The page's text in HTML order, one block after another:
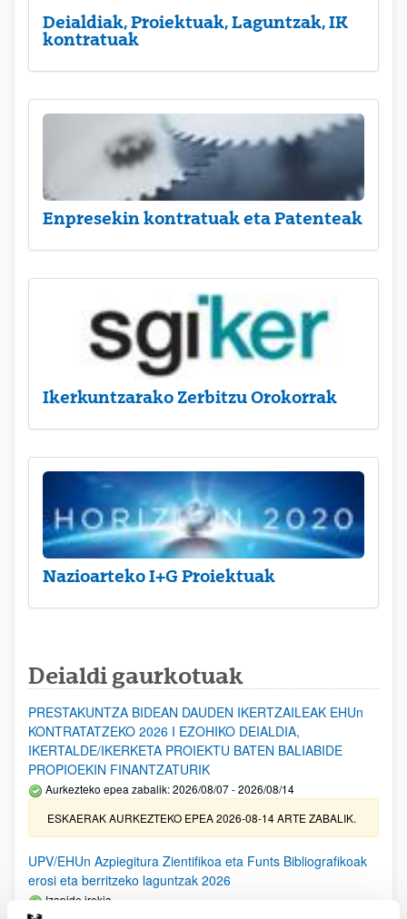
Deialdiak, Proiektuak, Laguntzak, IK
kontratuak
Enpresekin kontratuak eta Patenteak
Ikerkuntzarako Zerbitzu Orokorrak
Nazioarteko I+G Proiektuak
Deialdi gaurkotuak
PRESTAKUNTZA BIDEAN DAUDEN IKERTZAILEAK EHUn
KONTRATATZEKO 2026 I EZOHIKO DEIALDIA,
IKERTALDE/IKERKETA PROIEKTU BATEN BALIABIDE
PROPIOEKIN FINANTZATURIK
Aurkezteko epea zabalik: 2026/08/07 - 2026/08/14
ESKAERAK AURKEZTEKO EPEA 2026-08-14 ARTE ZABALIK.
UPV/EHUn Azpiegitura Zientifikoa eta Funts Bibliografikoak
erosi eta berritzeko laguntzak 2026
Izapide irekia